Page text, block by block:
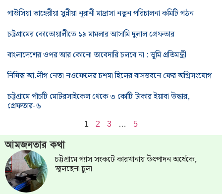
গাউসিয়া তাহেরীয়া সুন্নীয়া নূরানী মাদ্রাসা নতুন পরিচালনা কমিটি গঠন
চট্টগ্রামের কোতোয়ালীতে ১৯ মামলার আসামি দুলাল গ্রেফতার
বাংলাদেশের ওপর আর কোনো তাবেদারি চলবে না : ভূমি প্রতিমন্ত্রী
নিষিদ্ধ আ.লীগ নেতা নওফেলের চশমা হিলের বাসভবনে ফের অগ্নিসংযোগ
চট্টগ্রামে পাঁচটি মোটরসাইকেল থেকে ৩ কোটি টাকার ইয়াবা উদ্ধার,
গ্রেফতার-৬
1 2 3 … 5
আমজনতার কথা
চট্টগ্রামে গ্যাস সংকটে কারখানায় উৎপাদন অর্ধেকে,
জ্বলছেনা চুলা